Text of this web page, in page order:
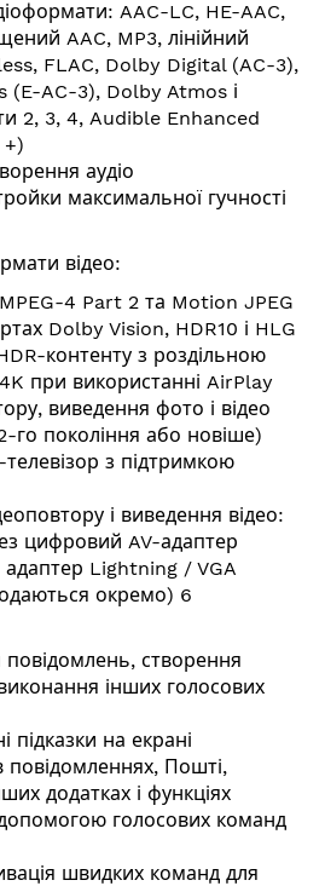
AAC-LC, HE-AAC,
AAC, MP3, лінійний
FLAC, Dolby Digital (AC-3),
(E-AC-3), Dolby Atmos і
2, 3, 4, Audible Enhanced
+)
аудіо
максимальної гучності
відео:
4 Part 2 та Motion JPEG
Dolby Vision, HDR10 і HLG
контенту з роздільною
при використанні AirPlay
виведення фото і відео
го покоління або новіше)
з підтримкою
і виведення відео:
цифровий AV-адаптер
Lightning / VGA
окремо) 6
повідомлень, створення
інших голосових
підказки на екрані
повідомленнях, Пошті,
додатках і функціях
голосових команд
швидких команд для